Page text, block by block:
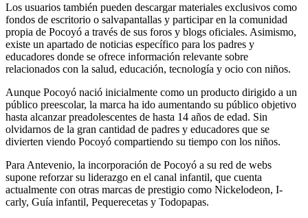
Los usuarios también pueden descargar materiales exclusivos como
fondos de escritorio o salvapantallas y participar en la comunidad
propia de Pocoyó a través de sus foros y blogs oficiales. Asimismo,
existe un apartado de noticias específico para los padres y
educadores donde se ofrece información relevante sobre
relacionados con la salud, educación, tecnología y ocio con niños.
Aunque Pocoyó nació inicialmente como un producto dirigido a un
público preescolar, la marca ha ido aumentando su público objetivo
hasta alcanzar preadolescentes de hasta 14 años de edad. Sin
olvidarnos de la gran cantidad de padres y educadores que se
divierten viendo Pocoyó compartiendo su tiempo con los niños.
Para Antevenio, la incorporación de Pocoyó a su red de webs
supone reforzar su liderazgo en el canal infantil, que cuenta
actualmente con otras marcas de prestigio como Nickelodeon, I-
carly, Guía infantil, Pequerecetas y Todopapas.